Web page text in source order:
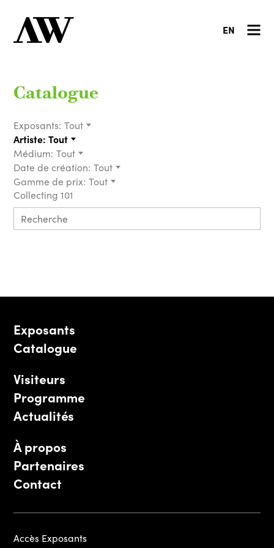
EN
Catalogue
Exposants: Tout
Artiste: Tout
Médium: Tout
Date de création: Tout
Gamme de prix: Tout
Collecting 101
Exposants
Catalogue
Visiteurs
Programme
Actualités
À propos
Partenaires
Contact
Accès Exposants